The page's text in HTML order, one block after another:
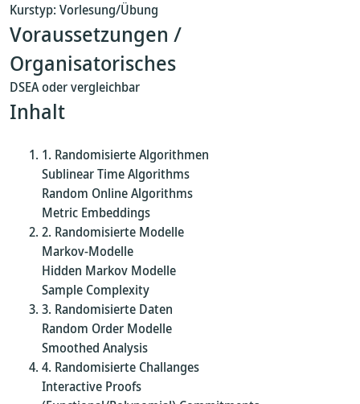
Kurstyp: Vorlesung/Übung
Voraussetzungen /
Organisatorisches
DSEA oder vergleichbar
Inhalt
Randomisierte Algorithmen
Sublinear Time Algorithms
Random Online Algorithms
Metric Embeddings
Randomisierte Modelle
Markov-Modelle
Hidden Markov Modelle
Sample Complexity
Randomisierte Daten
Random Order Modelle
Smoothed Analysis
Randomisierte Challanges
Interactive Proofs